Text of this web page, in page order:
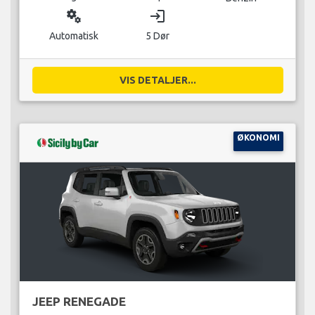
miscellaneous_services
Automatisk
login
5 Dør
VIS DETALJER...
ØKONOMI
JEEP RENEGADE